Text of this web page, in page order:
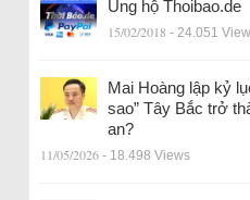
Ủng hộ Thoibao.de
15/02/2018 - 24.051
Mai Hoàng lập kỷ
sao” Tây Bắc trở
an?
11/05/2026 - 18.498 Views